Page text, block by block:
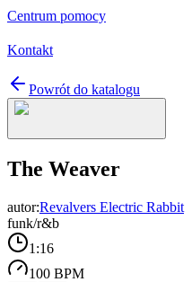
Centrum pomocy
Kontakt
Powrót do katalogu
The Weaver
autor:Revalvers Electric Rabbit
funk/r&b
1:16
100 BPM